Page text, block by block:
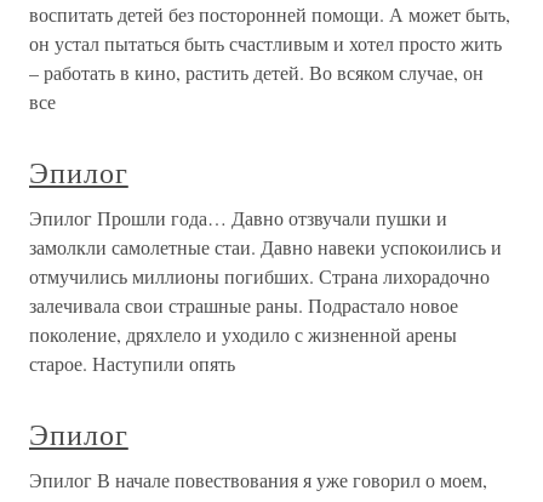
воспитать детей без посторонней помощи. А может быть,
он устал пытаться быть счастливым и хотел просто жить
– работать в кино, растить детей. Во всяком случае, он
все
Эпилог
Эпилог Прошли года… Давно отзвучали пушки и
замолкли самолетные стаи. Давно навеки успокоились и
отмучились миллионы погибших. Страна лихорадочно
залечивала свои страшные раны. Подрастало новое
поколение, дряхлело и уходило с жизненной арены
старое. Наступили опять
Эпилог
Эпилог В начале повествования я уже говорил о моем,